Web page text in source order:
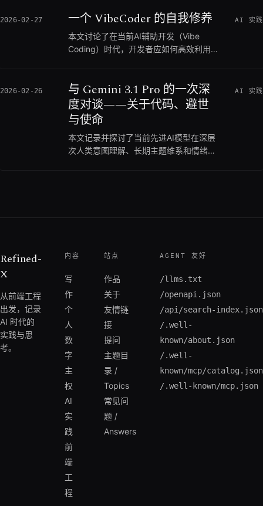
用AI高效学习新架构（如Agent开发），
可以优先关注本文的实践路径与反思；但
如果你是一个缺乏工程经验和基础系统思
维的初学者，则不建议盲目跟风这种速成
更新动态或了解其使用的工具流向，可以简单浏
巧、插件配置等深度教程，则不建议在此花费时
间。
2026-02-27 一个 VibeCoder 的自我修养
本文讨论了在当前AI辅助开发（Vibe
Coding）时代，开发者应如何高效利用大
构设计和业务决策仍需人类主导；复杂任
务的成功率高度依赖于充分的上下文和清
晰的规则拆分。如果你正在使用 Cursor
等 AI IDE 并希望突破单句 Prompt 经常失
败的瓶颈，可以优先关注本文提供的代码
保护、上下文运营和任务拆分策略；但如
以及如何在这个新时代建立自己不可替代
AI 实践
2026-02-26
与 Gemini 3.1 Pro 的一次深
度对谈——关于代码、避世
与使命
本文记录并探讨了当前先进AI模型在深层
次人类意图理解、长期主题维系和情绪承
共鸣，可以优先关注这篇真实的对谈记
细节，则不建议阅读本文。继续阅读，你
将看到一次抽丝剥茧般的灵魂拷问，体验
AI 是如何引导创作者直面内心深处的孤
AI 实践
Refined-
X
从前端工程
出发，记录
AI 时代的
实践与思
考。
内容
写
作
个
人
数
字
主
权
AI
实
践
前
端
工
程
站点
作品
关于
友情链
接
提问
主题目
录 /
Topics
常见问
题 /
Answers
AGENT 友好
/llms.txt
/openapi.json
/api/search-index.json
/.well-
known/about.json
/.well-
known/mcp/catalog.json
/.well-known/mcp.json